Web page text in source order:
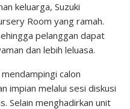
keluarga, Suzuki
Room yang ramah.
pelanggan dapat
dan lebih leluasa.
calon
impian melalui sesi diskusi
Selain menghadirkan unit